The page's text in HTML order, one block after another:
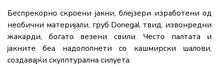
Беспрекорно скроени јакни, блејзери изработени од
необични материјали, груб Donegal твид, извонредни
жакарди, богато везени свили. Често палтата и
јакните беа надополнети со кашмирски шалови,
создавајќи скулптурална силуета.